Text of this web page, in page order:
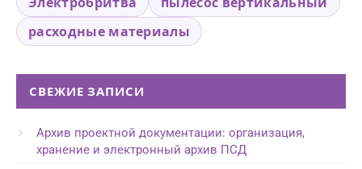
расходные материалы
СВЕЖИЕ ЗАПИСИ
Архив проектной документации: организация,
хранение и электронный архив ПСД